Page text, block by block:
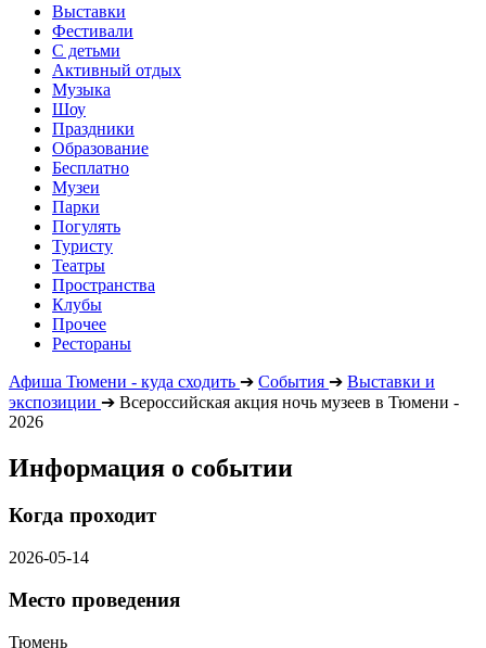
Выставки
Фестивали
С детьми
Активный отдых
Музыка
Шоу
Праздники
Образование
Бесплатно
Музеи
Парки
Погулять
Туристу
Театры
Пространства
Клубы
Прочее
Рестораны
Афиша Тюмени - куда сходить ➔ События ➔ Выставки и
экспозиции ➔ Всероссийская акция ночь музеев в Тюмени -
2026
Информация о событии
Когда проходит
2026-05-14
Место проведения
Тюмень